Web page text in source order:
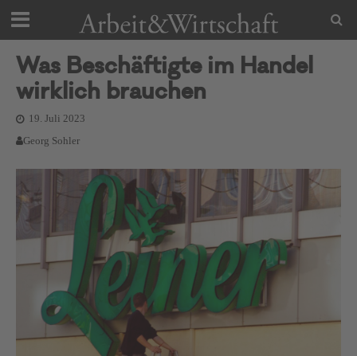
Was Beschäftigte im Handel
wirklich brauchen
19. Juli 2023
Georg Sohler